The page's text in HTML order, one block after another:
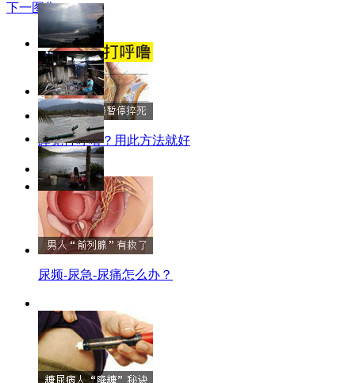
下一图集 >>
睡觉打呼噜？用此方法就好
尿频-尿急-尿痛怎么办？